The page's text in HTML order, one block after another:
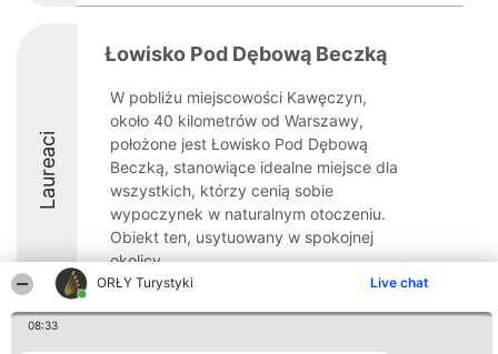
ORŁY Turystyki Live chat
08:33
Laureaci
Łowisko Pod Dębową Beczką
W pobliżu miejscowości Kawęczyn,
około 40 kilometrów od Warszawy,
położone jest Łowisko Pod Dębową
Beczką, stanowiące idealne miejsce dla
wszystkich, którzy cenią sobie
wypoczynek w naturalnym otoczeniu.
Obiekt ten, usytuowany w spokojnej
okolicy ...
9.2